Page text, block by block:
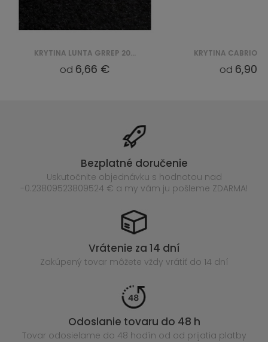
KRYTINA LUNTA GRREP 2021 ZWART
od 6,66 € od 6,90 €
Bezplatné doručenie
Uskutočnite objednávku s hodnotou nad
-0.23809523809524 € a my vám ju pošleme ZDARMA!
Vrátenie za 14 dní
Zakúpený tovar môžete vždy vrátiť do 14 dní
Odoslanie tovaru do 48 h
Tovar odosielame do 48 hodín od od prijatia platby